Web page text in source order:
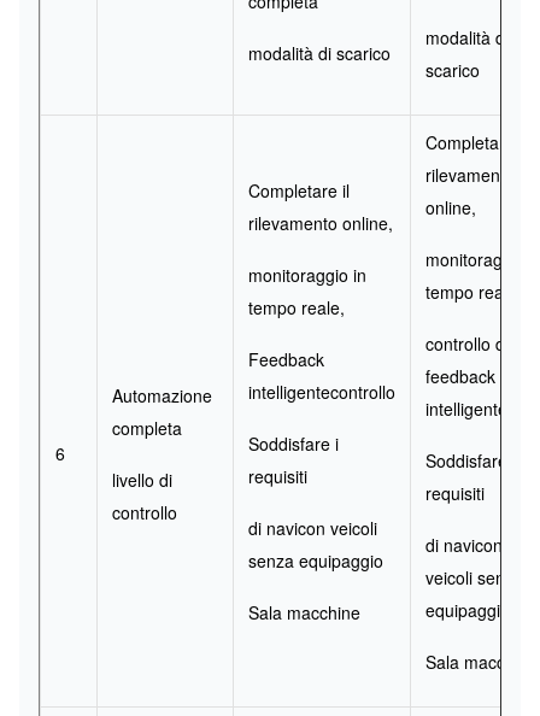
modalità di scarico
modalità di
scarico
6
Automazione
completa
livello di
controllo
Completare il
rilevamento online,
monitoraggio in
tempo reale,
Feedback
intelligentecontrollo
Soddisfare i
requisiti
di navicon veicoli
senza equipaggio
Sala macchine
Completare il
rilevamento
online,
monitoraggio
tempo reale,
controllo di
feedback
intelligente
Soddisfare i
requisiti
di navicon
veicoli senza
equipaggio
Sala macchine